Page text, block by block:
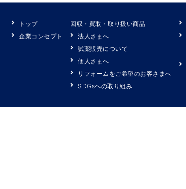
トップ
企業コンセプト
回収・買取・取り扱い商品
法人さまへ
試薬販売について
個人さまへ
リフォームをご希望のお客さまへ
SDGsへの取り組み